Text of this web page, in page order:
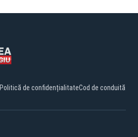
Politică de confidențialitateCod de conduită